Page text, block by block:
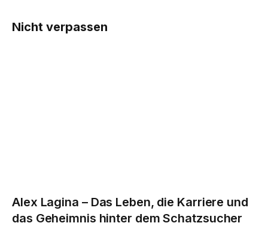
Nicht verpassen
Alex Lagina – Das Leben, die Karriere und
das Geheimnis hinter dem Schatzsucher